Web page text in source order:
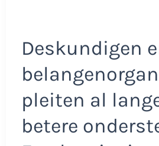
Deskundigen
pleiten al
betere